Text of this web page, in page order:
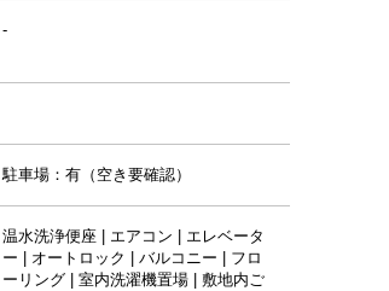
-
駐車場：有（空き要確認）
温水洗浄便座 | エアコン | エレベータ
ー | オートロック | バルコニー | フロ
ーリング | 室内洗濯機置場 | 敷地内ご